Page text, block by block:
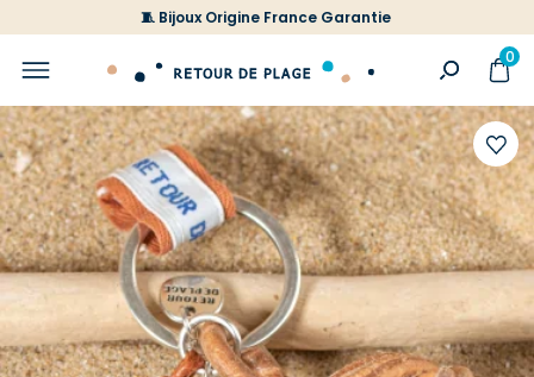
🧵 Bijoux Origine France Garantie
0
à
votre
liste